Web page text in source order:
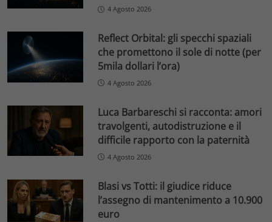
4 Agosto 2026
Reflect Orbital: gli specchi spaziali
che promettono il sole di notte (per
5mila dollari l’ora)
4 Agosto 2026
Luca Barbareschi si racconta: amori
travolgenti, autodistruzione e il
difficile rapporto con la paternità
4 Agosto 2026
Blasi vs Totti: il giudice riduce
l’assegno di mantenimento a 10.900
euro